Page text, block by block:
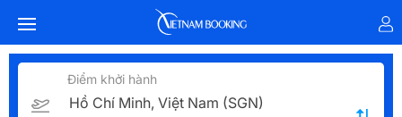
Điểm khởi hành